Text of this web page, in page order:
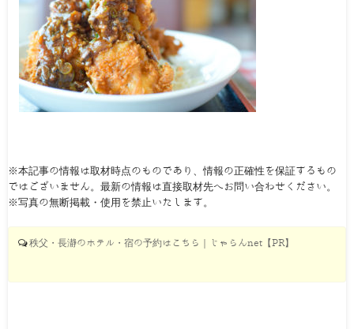
※本記事の情報は取材時点のものであり、情報の正確性を保証するもの
ではございません。最新の情報は直接取材先へお問い合わせください。
※写真の無断掲載・使用を禁止いたします。
秩父・長瀞のホテル・宿の予約はこちら｜じゃらんnet【PR】